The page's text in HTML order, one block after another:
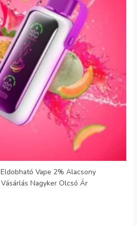
Vape 2% Alacsony
Nagyker Olcsó Ár